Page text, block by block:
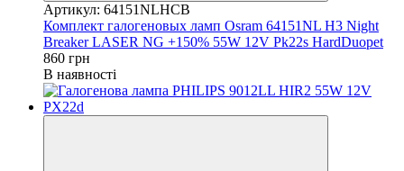
Артикул: 64151NLHCB
Комплект галогеновых ламп Osram 64151NL H3 Night
Breaker LASER NG +150% 55W 12V Pk22s HardDuopet
860 грн
В наявності